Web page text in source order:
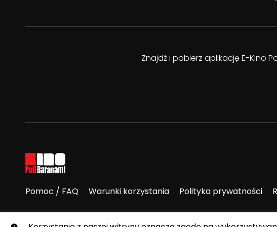
Znajdź i pobierz aplikację E-Kino
Pomoc / FAQ Warunki korzystania Polityka prywatności